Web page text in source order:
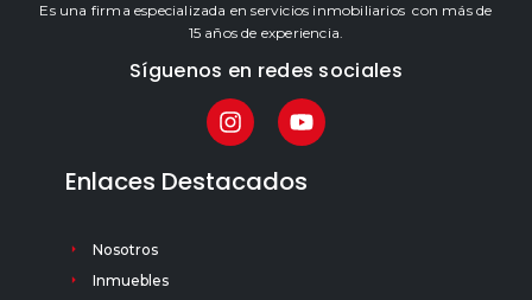
Es una firma especializada en servicios inmobiliarios con más de
15 años de experiencia.
Síguenos en redes sociales
Enlaces Destacados
Nosotros
Inmuebles